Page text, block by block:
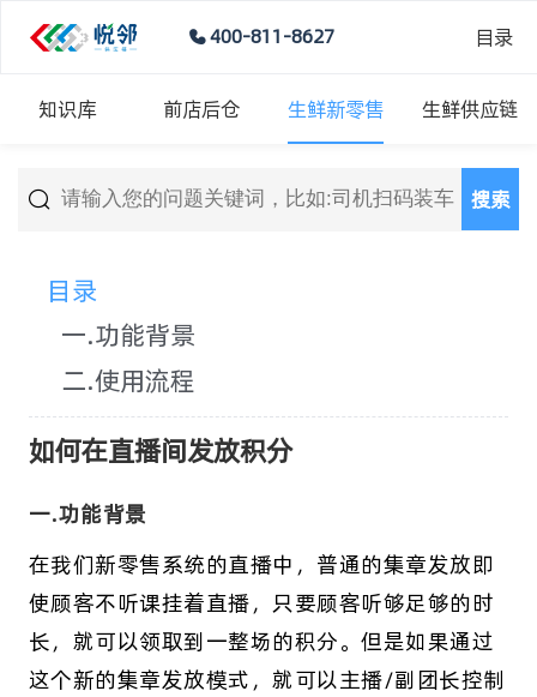
400-811-8627 目录
知识库 前店后仓 生鲜新零售 生鲜供应链
搜索
目录
一.功能背景
二.使用流程
如何在直播间发放积分
一.功能背景
在我们新零售系统的直播中，普通的集章发放即
使顾客不听课挂着直播，只要顾客听够足够的时
长，就可以领取到一整场的积分。但是如果通过
这个新的集章发放模式，就可以主播/副团长控制